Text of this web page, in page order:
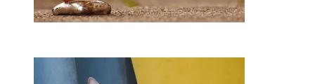
Ką daryti, kad katė
nedraskytų tapetų?